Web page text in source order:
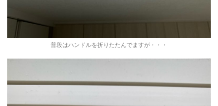
普段はハンドルを折りたたんでますが・・・